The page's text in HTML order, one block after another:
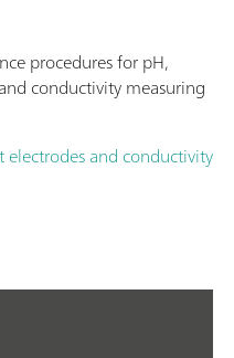
procedures for pH,
conductivity measuring
electrodes and conductivity